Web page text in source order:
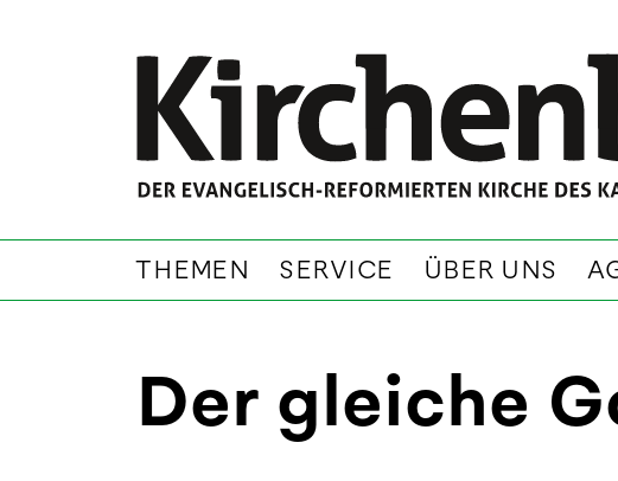
THEMEN SERVICE ÜBER UNS
Der gleiche